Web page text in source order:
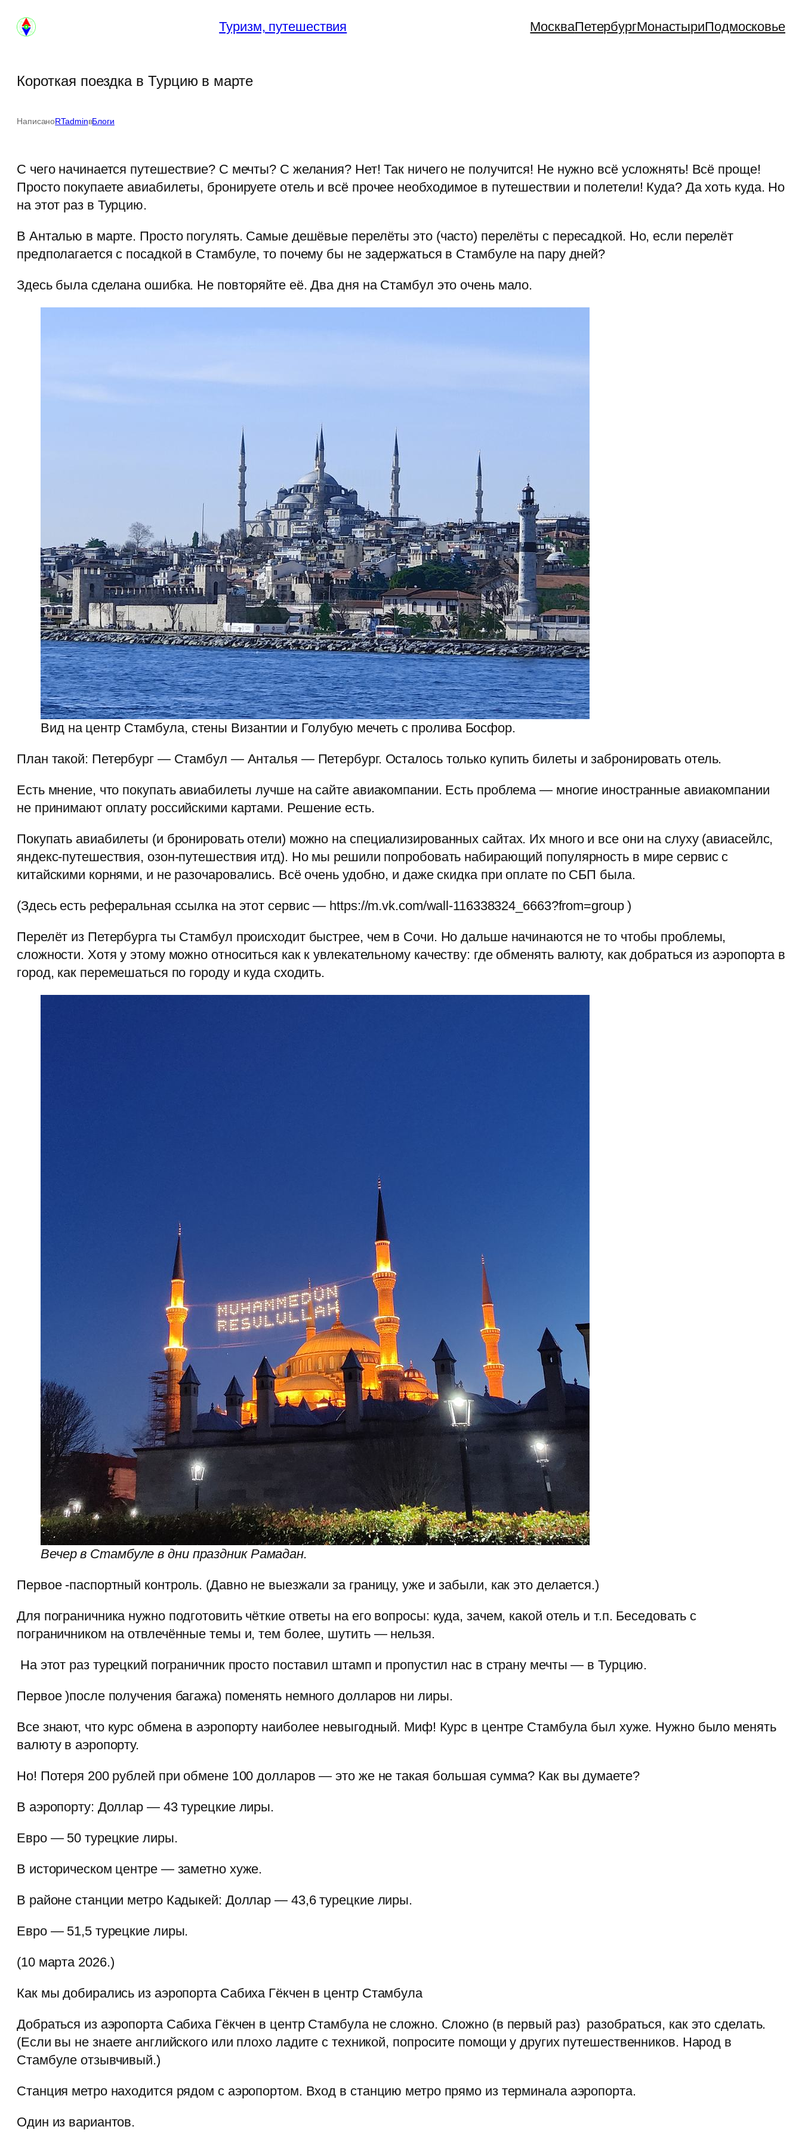
Туризм, путешествия МоскваПетербургМонастыриПодмосковье
Короткая поездка в Турцию в марте
НаписаноRTadminвБлоги
С чего начинается путешествие? С мечты? С желания? Нет! Так ничего не получится! Не нужно всё усложнять! Всё проще!
Просто покупаете авиабилеты, бронируете отель и всё прочее необходимое в путешествии и полетели! Куда? Да хоть куда. Но
на этот раз в Турцию.
В Анталью в марте. Просто погулять. Самые дешёвые перелёты это (часто) перелёты с пересадкой. Но, если перелёт
предполагается с посадкой в Стамбуле, то почему бы не задержаться в Стамбуле на пару дней?
Здесь была сделана ошибка. Не повторяйте её. Два дня на Стамбул это очень мало.
Вид на центр Стамбула, стены Византии и Голубую мечеть с пролива Босфор.
План такой: Петербург — Стамбул — Анталья — Петербург. Осталось только купить билеты и забронировать отель.
Есть мнение, что покупать авиабилеты лучше на сайте авиакомпании. Есть проблема — многие иностранные авиакомпании
не принимают оплату российскими картами. Решение есть.
Покупать авиабилеты (и бронировать отели) можно на специализированных сайтах. Их много и все они на слуху (авиасейлс,
яндекс-путешествия, озон-путешествия итд). Но мы решили попробовать набирающий популярность в мире сервис с
китайскими корнями, и не разочаровались. Всё очень удобно, и даже скидка при оплате по СБП была.
(Здесь есть реферальная ссылка на этот сервис — https://m.vk.com/wall-116338324_6663?from=group )
Перелёт из Петербурга ты Стамбул происходит быстрее, чем в Сочи. Но дальше начинаются не то чтобы проблемы,
сложности. Хотя у этому можно относиться как к увлекательному качеству: где обменять валюту, как добраться из аэропорта в
город, как перемешаться по городу и куда сходить.
Вечер в Стамбуле в дни праздник Рамадан.
Первое -паспортный контроль. (Давно не выезжали за границу, уже и забыли, как это делается.)
Для пограничника нужно подготовить чёткие ответы на его вопросы: куда, зачем, какой отель и т.п. Беседовать с
пограничником на отвлечённые темы и, тем более, шутить — нельзя.
На этот раз турецкий пограничник просто поставил штамп и пропустил нас в страну мечты — в Турцию.
Первое )после получения багажа) поменять немного долларов ни лиры.
Все знают, что курс обмена в аэропорту наиболее невыгодный. Миф! Курс в центре Стамбула был хуже. Нужно было менять
валюту в аэропорту.
Но! Потеря 200 рублей при обмене 100 долларов — это же не такая большая сумма? Как вы думаете?
В аэропорту: Доллар — 43 турецкие лиры.
Евро — 50 турецкие лиры.
В историческом центре — заметно хуже.
В районе станции метро Кадыкей: Доллар — 43,6 турецкие лиры.
Евро — 51,5 турецкие лиры.
(10 марта 2026.)
Как мы добирались из аэропорта Сабиха Гёкчен в центр Стамбула
Добраться из аэропорта Сабиха Гёкчен в центр Стамбула не сложно. Сложно (в первый раз) разобраться, как это сделать.
(Если вы не знаете английского или плохо ладите с техникой, попросите помощи у других путешественников. Народ в
Стамбуле отзывчивый.)
Станция метро находится рядом с аэропортом. Вход в станцию метро прямо из терминала аэропорта.
Один из вариантов.